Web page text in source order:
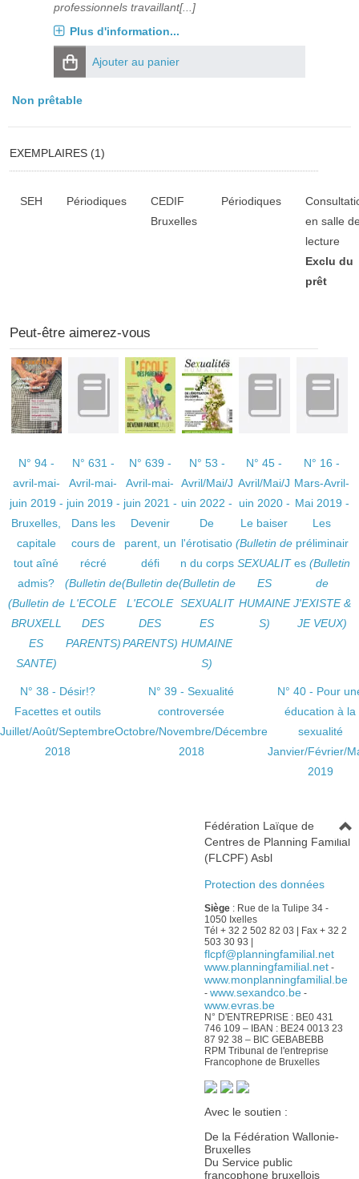
professionnels travaillant[...]
Plus d'information...
Ajouter au panier
Non prêtable
EXEMPLAIRES (1)
SEH
Périodiques
CEDIF
Bruxelles
Périodiques
en salle
lecture
Exclu du
prêt
Peut-être aimerez-vous
N° 94 -
avril-mai-
juin 2019 -
Bruxelles,
capitale
tout aîné
admis?
(Bulletin de
BRUXELL
ES
SANTE)
N° 631 -
Avril-mai-
juin 2019 -
Dans les
cours de
récré
(Bulletin de
L'ECOLE
DES
PARENTS)
N° 639 -
Avril-mai-
juin 2021 -
Devenir
parent, un
défi
(Bulletin de
L'ECOLE
DES
PARENTS)
N° 53 -
Avril/Mai/J
uin 2022 -
De
l'érotisatio
n du corps
(Bulletin de
SEXUALIT
ES
HUMAINE
S)
N° 45 -
Avril/Mai/J
uin 2020 -
Le baiser
(Bulletin de
SEXUALIT
ES
HUMAINE
S)
N° 16 -
Mars-Avril-
Mai 2019 -
Les
préliminair
es(Bulletin
de
J'EXISTE &
JE VEUX)
N° 38 - Désir!?
Facettes et outils
Juillet/Août/Septembre
2018
N° 39 - Sexualité
controversée
Octobre/Novembre/Décembre
2018
N° 40 - Pour
éducation à la
sexualité
Janvier/Février/
2019
Fédération Laïque de
Centres de Planning Familial
(FLCPF) Asbl
Protection des données
Siège: Rue de la Tulipe 34 -
1050 Ixelles
Tél + 32 2 502 82 03 | Fax + 32 2
503 30 93 |
flcpf@planningfamilial.net
www.planningfamilial.net-
www.monplanningfamilial.be
- www.sexandco.be-
www.evras.be
N° D'ENTREPRISE : BE0 431
746 109 – IBAN : BE24 0013 23
87 92 38 – BIC GEBABEBB
RPM Tribunal de l'entreprise
Francophone de Bruxelles
Avec le soutien :
De la Fédération Wallonie-
Bruxelles
Du Service public
francophone bruxellois